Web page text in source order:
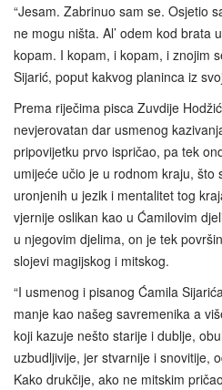
“Jesam. Zabrinuo sam se. Osjetio
ne mogu ništa. Al’ odem kod brata
kopam. I kopam, i kopam, i znojim
Sijarić, poput kakvog planinca iz
Prema riječima pisca Zuvdije
nevjerovatan dar usmenog
pripovijetku prvo ispričao, pa tek
umijeće učio je u rodnom kraju, što
uronjenih u jezik i mentalitet tog
vjernije oslikan kao u Ćamilovim
u njegovim djelima, on je tek
slojevi magijskog i mitskog.
“I usmenog i pisanog Ćamila
manje kao našeg savremenika a
koji kazuje nešto starije i dublje,
uzbudljivije, jer stvarnije i snovitije,
Kako drukčije, ako ne mitskim